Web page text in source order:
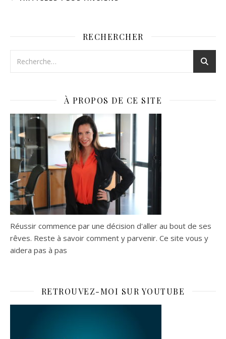
RECHERCHER
À PROPOS DE CE SITE
Réussir commence par une décision d'aller au bout de ses
rêves. Reste à savoir comment y parvenir. Ce site vous y
aidera pas à pas
RETROUVEZ-MOI SUR YOUTUBE